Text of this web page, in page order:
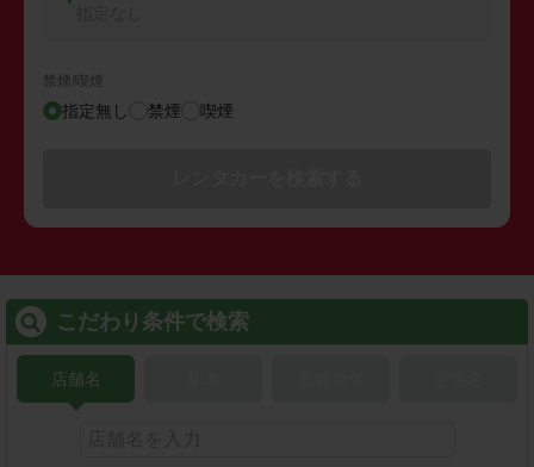
禁煙/喫煙
指定無し 禁煙 喫煙
こだわり条件で検索
店舗名